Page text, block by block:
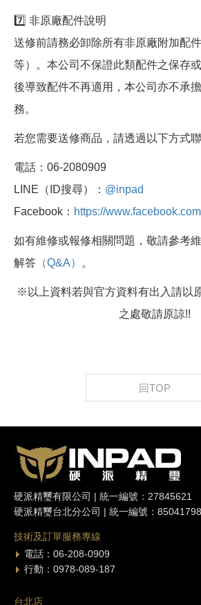
7️⃣ 非原廠配件說明
送修前請務必卸除所有非原廠附加配
等）。本公司不保證此類配件之保存
後導致配件不再適用，本公司亦不承
務。
若您需要送修商品，請透過以下方式聯
電話：06-2080909
LINE（ID搜尋）： @inpad
Facebook： https://
如有維修或報修相關問題，敬請參考
解答 （Q&A） 。
※以上資料若與官方資料有出入請以
之處敬請原諒!!
回TOP
硬派精璽有限公司 | 統一編號：27845621
硬派精璽台北分公司 | 統一編號：85041798
技術及訂單服務專線
電話：06-208-0909
行動：0978-089-187
台北店